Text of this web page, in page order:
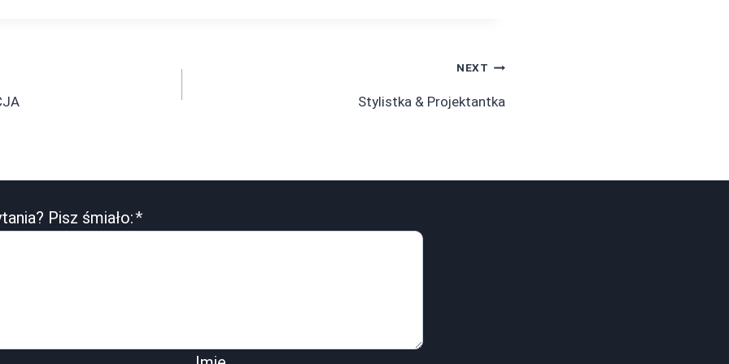
NEXT
Stylistka & Projektantka
Pisz śmiało:*